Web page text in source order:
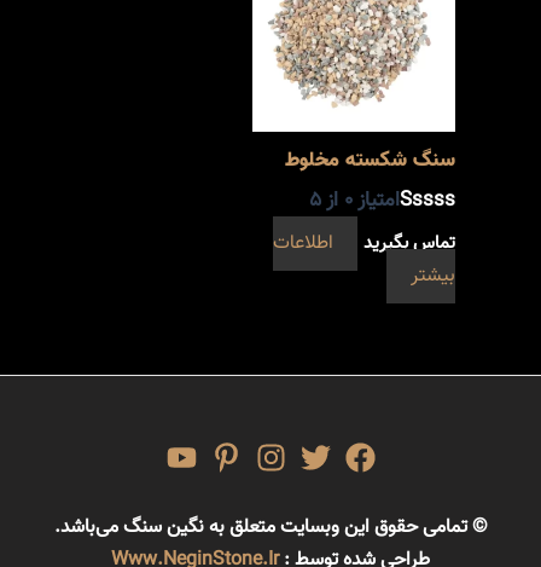
سنگ شکسته مخلوط
امتیاز0 از 5
تماس بگیرید
اطلاعات
بیشتر
© تمامی حقوق این وبسایت متعلق به نگین سنگ می‌باشد.
طراحی شده توسط :Www.NeginStone.ir